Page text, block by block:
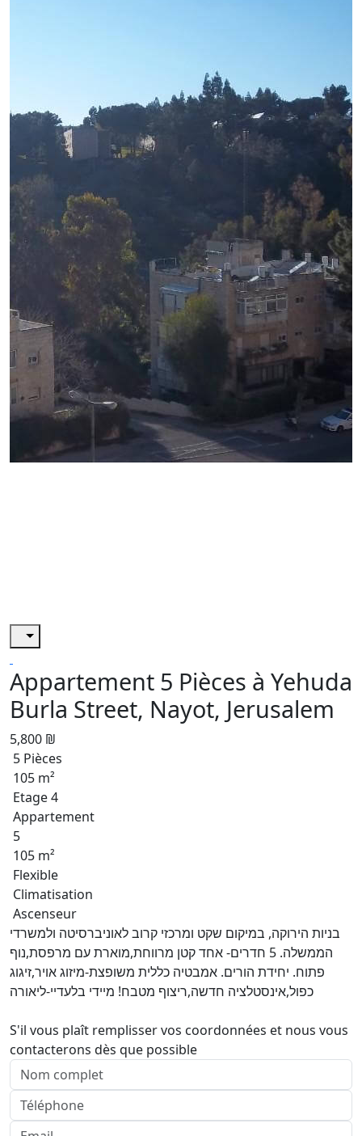
Appartement 5 Pièces à Yehuda
Burla Street, Nayot, Jerusalem
5,800 ₪
5 Pièces
105 m²
Etage 4
Appartement
5
105 m²
Flexible
Climatisation
Ascenseur
בניות הירוקה, במיקום שקט ומרכזי קרוב לאוניברסיטה ולמשרדי
הממשלה. 5 חדרים- אחד קטן מרווחת,מוארת עם מרפסת,נוף
פתוח. יחידת הורים. אמבטיה כללית משופצת-מיזוג אויר,זיגוג
כפול,אינסטלציה חדשה,ריצוף מטבח! מיידי בלעדיי-ליאורה
S'il vous plaît remplisser vos coordonnées et nous vous
contacterons dès que possible